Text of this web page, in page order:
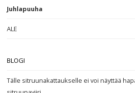
Juhlapuuha
ALE
BLOGI
Tälle sitruunakattaukselle ei voi näyttää